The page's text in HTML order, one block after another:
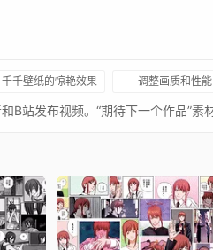
千千壁纸的惊艳效果 调整画质和性能